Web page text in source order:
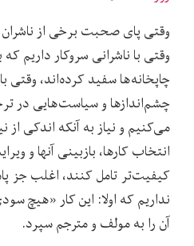
وقتی پای صحبت برخی از
وقتی با ناشرانی سروکار داریم
چاپخانه‌ها سفید کرده‌اند، وقتی
چشم‌انداز‌ها و سیاست‌هایی در
می‌کنیم و نیاز به آنکه اندکی
انتخاب کارها، بازبینی آنها و
کیفیت‌تر تامل کنند، اغلب جز
نداریم که اولا: این کار «هیچ
آن را به مولف و مترجم سپرد.